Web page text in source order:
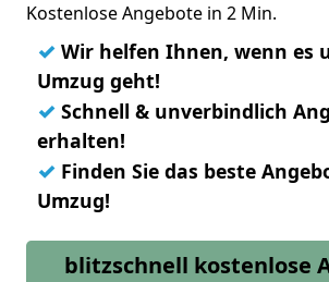
Kostenlose Angebote in 2 Min.
✓ Wir helfen Ihnen, wenn es
Umzug geht!
✓ Schnell & unverbindlich
erhalten!
✓ Finden Sie das beste
Umzug!
blitzschnell kostenlose